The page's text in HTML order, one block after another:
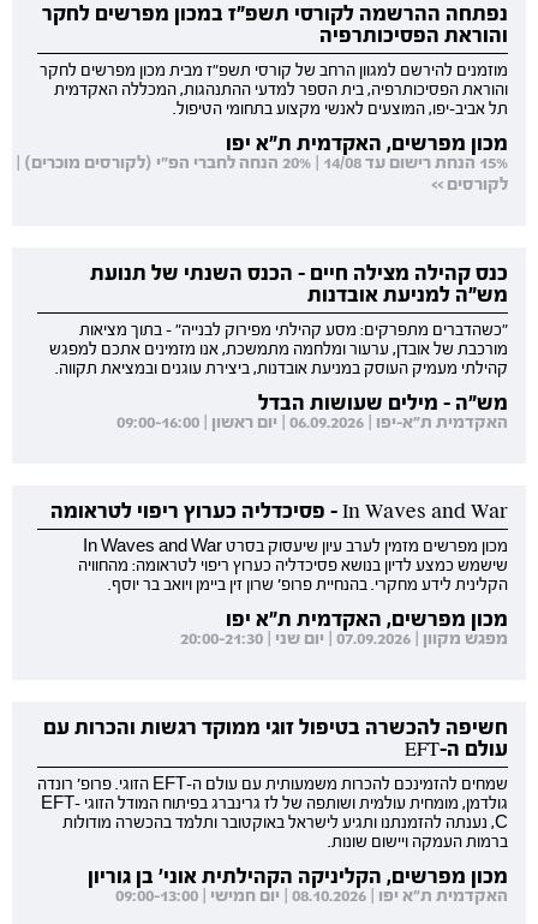
נפתחה ההרשמה לקורסי תשפ"ז במכון מפרשים לחקר
והוראת הפסיכותרפיה
מוזמנים להירשם למגוון הרחב של קורסי תשפ"ז מבית מכון מפרשים לחקר
והוראת הפסיכותרפיה, בית הספר למדעי ההתנהגות, המכללה האקדמית
תל אביב-יפו, המוצעים לאנשי מקצוע בתחומי הטיפול.
מכון מפרשים, האקדמית ת"א יפו
15% הנחת רישום עד 14/08 | 20% הנחה לחברי הפ"י (לקורסים מוכרים) |
לקורסים >>
כנס קהילה מצילה חיים - הכנס השנתי של תנועת
מש"ה למניעת אובדנות
"כשהדברים מתפרקים: מסע קהילתי מפירוק לבנייה" - בתוך מציאות
מורכבת של אובדן, ערעור ומלחמה מתמשכת, אנו מזמינים אתכם למפגש
קהילתי מעמיק העוסק במניעת אובדנות, ביצירת עוגנים ובמציאת תקווה.
מש"ה - מילים שעושות הבדל
האקדמית ת"א-יפו | 06.09.2026 | יום ראשון | 09:00-16:00
In Waves and War - פסיכדליה כערוץ ריפוי לטראומה
מכון מפרשים מזמין לערב עיון שיעסוק בסרט In Waves and War
שישמש כמצע לדיון בנושא פסיכדליה כערוץ ריפוי לטראומה: מהחוויה
הקלינית לידע מחקרי. בהנחיית פרופ' שרון זין ביימן ויואב בר יוסף.
מכון מפרשים, האקדמית ת"א יפו
מפגש מקוון | 07.09.2026 | יום שני | 20:00-21:30
חשיפה להכשרה בטיפול זוגי ממוקד רגשות והכרות עם
עולם ה-EFT
שמחים להזמינכם להכרות משמעותית עם עולם ה-EFT הזוגי. פרופ' רונדה
גולדמן, מומחית עולמית ושותפה של לז גרינברג בפיתוח המודל הזוגי EFT-
C, נענתה להזמנתנו ותגיע לישראל באוקטובר ותלמד בהכשרה מודולות
ברמות העמקה ויישום שונות.
מכון מפרשים, הקליניקה הקהילתית אוני' בן גוריון
האקדמית ת"א יפו | 08.10.2026 | יום חמישי | 09:00-13:00